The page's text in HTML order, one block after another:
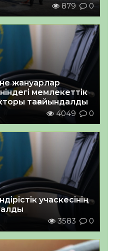
879 0
жануарлар
мемлекеттік
тағайындалды
4049 0
учаскесінің
3583 0